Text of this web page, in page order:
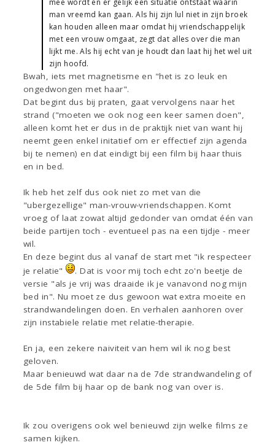
mee wordt en er gelijk een situatie ontstaat waarin
man vreemd kan gaan. Als hij zijn lul niet in zijn broek
kan houden alleen maar omdat hij vriendschappelijk
met een vrouw omgaat, zegt dat alles over die man
lijkt me. Als hij echt van je houdt dan laat hij het wel uit
zijn hoofd.
Bwah, iets met magnetisme en "het is zo leuk en
ongedwongen met haar".
Dat begint dus bij praten, gaat vervolgens naar het
strand ("moeten we ook nog een keer samen doen",
alleen komt het er dus in de praktijk niet van want hij
neemt geen enkel initatief om er effectief zijn agenda
bij te nemen) en dat eindigt bij een film bij haar thuis
en in bed.
Ik heb het zelf dus ook niet zo met van die
"ubergezellige" man-vrouw-vriendschappen. Komt
vroeg of laat zowat altijd gedonder van omdat één van
beide partijen toch - eventueel pas na een tijdje - meer
wil.
En deze begint dus al vanaf de start met "ik respecteer
je relatie"
. Dat is voor mij toch echt zo'n beetje de
versie "als je vrij was draaide ik je vanavond nog mijn
bed in". Nu moet ze dus gewoon wat extra moeite en
strandwandelingen doen. En verhalen aanhoren over
zijn instabiele relatie met relatie-therapie.
En ja, een zekere naiviteit van hem wil ik nog best
geloven.
Maar benieuwd wat daar na de 7de strandwandeling of
de 5de film bij haar op de bank nog van over is.
Ik zou overigens ook wel benieuwd zijn welke films ze
samen kijken.